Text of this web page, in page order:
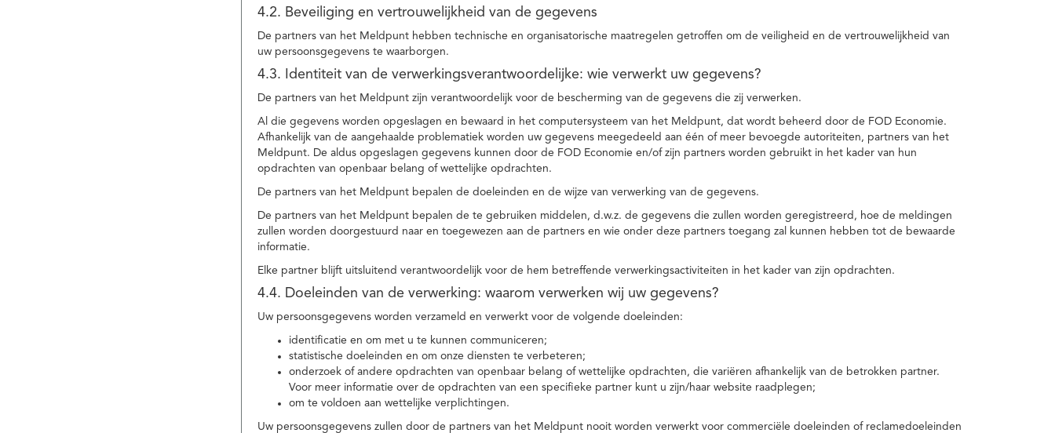
4.2. Beveiliging en vertrouwelijkheid van de gegevens
De partners van het Meldpunt hebben technische en organisatorische maatregelen getroffen om de veiligheid en de vertrouwelijkheid van
uw persoonsgegevens te waarborgen.
4.3. Identiteit van de verwerkingsverantwoordelijke: wie verwerkt uw gegevens?
De partners van het Meldpunt zijn verantwoordelijk voor de bescherming van de gegevens die zij verwerken.
Al die gegevens worden opgeslagen en bewaard in het computersysteem van het Meldpunt, dat wordt beheerd door de FOD Economie.
Afhankelijk van de aangehaalde problematiek worden uw gegevens meegedeeld aan één of meer bevoegde autoriteiten, partners van het
Meldpunt. De aldus opgeslagen gegevens kunnen door de FOD Economie en/of zijn partners worden gebruikt in het kader van hun
opdrachten van openbaar belang of wettelijke opdrachten.
De partners van het Meldpunt bepalen de doeleinden en de wijze van verwerking van de gegevens.
De partners van het Meldpunt bepalen de te gebruiken middelen, d.w.z. de gegevens die zullen worden geregistreerd, hoe de meldingen
zullen worden doorgestuurd naar en toegewezen aan de partners en wie onder deze partners toegang zal kunnen hebben tot de bewaarde
informatie.
Elke partner blijft uitsluitend verantwoordelijk voor de hem betreffende verwerkingsactiviteiten in het kader van zijn opdrachten.
4.4. Doeleinden van de verwerking: waarom verwerken wij uw gegevens?
Uw persoonsgegevens worden verzameld en verwerkt voor de volgende doeleinden:
identificatie en om met u te kunnen communiceren;
statistische doeleinden en om onze diensten te verbeteren;
onderzoek of andere opdrachten van openbaar belang of wettelijke opdrachten, die variëren afhankelijk van de betrokken partner.
Voor meer informatie over de opdrachten van een specifieke partner kunt u zijn/haar website raadplegen;
om te voldoen aan wettelijke verplichtingen.
Uw persoonsgegevens zullen door de partners van het Meldpunt nooit worden verwerkt voor commerciële doeleinden of reclamedoeleinden